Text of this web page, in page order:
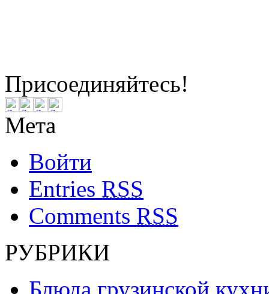
Присоединяйтесь!
Мета
Войти
Entries RSS
Comments RSS
РУБРИКИ
Блюда грузинской